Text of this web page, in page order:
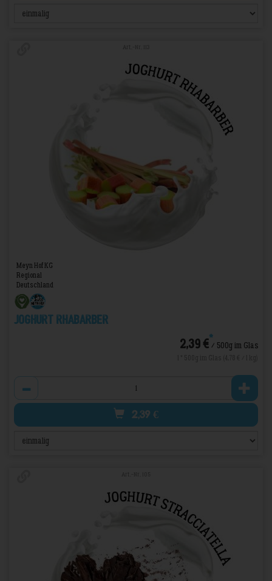
Meyn Hof KG
Regional
Deutschland
Joghurt Rhabarber
2,39 €*/ 500g im Glas
2,39 €